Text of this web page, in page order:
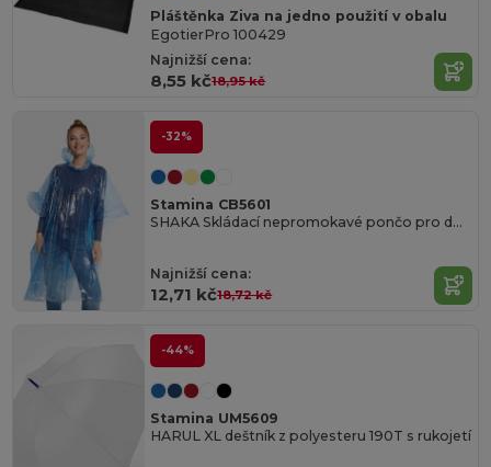
Pláštěnka Ziva na jedno použití v obalu
EgotierPro 100429
Najnižší cena:
8,55 kč18,95 kč
-32%
Stamina CB5601
SHAKA Skládací nepromokavé pončo pro dospělé s kapucí a otvory na ruce
Najnižší cena:
12,71 kč18,72 kč
-44%
Stamina UM5609
HARUL XL deštník z polyesteru 190T s rukojetí